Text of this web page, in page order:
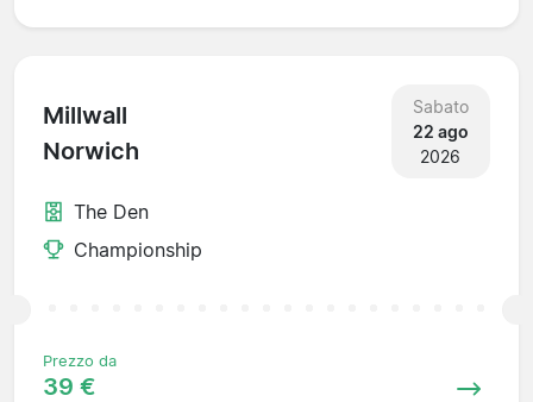
Millwall
Norwich
Sabato
22 ago
2026
The Den
Championship
Prezzo da
39 €